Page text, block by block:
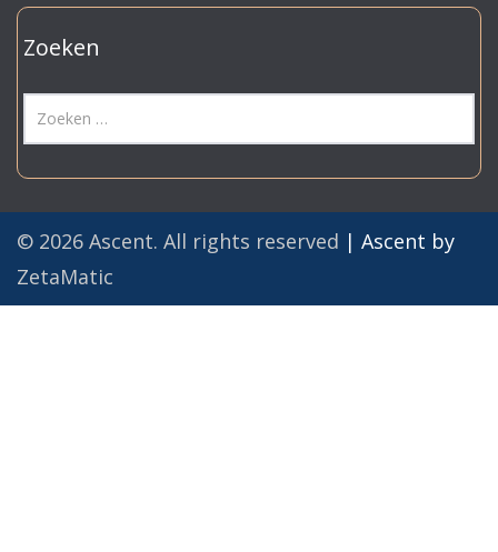
Zoeken
© 2026 Ascent. All rights reserved | Ascent by
ZetaMatic